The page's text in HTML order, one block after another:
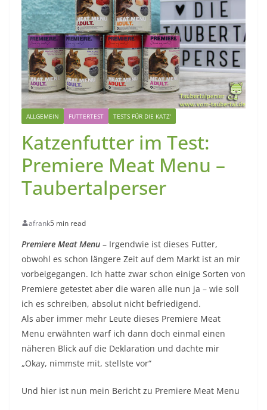
ALLGEMEIN FUTTERTEST TESTS FÜR DIE KATZ'
Katzenfutter im Test:
Premiere Meat Menu –
Taubertalperser
afrank5 min read
Premiere Meat Menu – Irgendwie ist dieses Futter,
obwohl es schon längere Zeit auf dem Markt ist an mir
vorbeigegangen. Ich hatte zwar schon einige Sorten von
Premiere getestet aber die waren alle nun ja – wie soll
ich es schreiben, absolut nicht befriedigend.
Als aber immer mehr Leute dieses Premiere Meat
Menu erwähnten warf ich dann doch einmal einen
näheren Blick auf die Deklaration und dachte mir
„Okay, nimmste mit, stellste vor“
Und hier ist nun mein Bericht zu Premiere Meat Menu